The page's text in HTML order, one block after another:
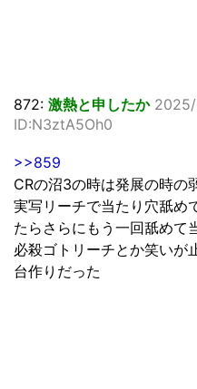
872: 激熱と申したか
ID:N3ztA5Oh0
>>859
CRの沼3の時は発展の時の
実写リーチで当たり穴舐め
たらさらにもう一回舐めて
必殺ゴトリーチとか笑いが
台作りだった